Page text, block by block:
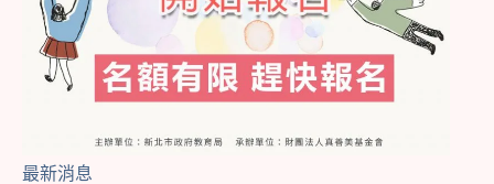
最新消息